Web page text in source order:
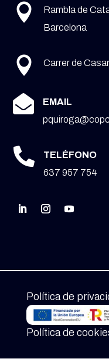

Rambla de
Barcelona
 Carrer de

EMAIL

TELÉFONO
637 957 754
Política de
Política de